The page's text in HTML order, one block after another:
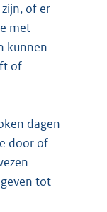
of er
met
kunnen
of
dagen
door of
tot